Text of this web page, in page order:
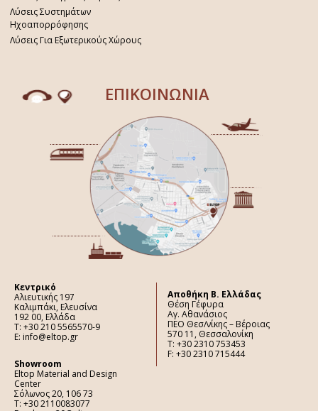
Λύσεις Συστημάτων
Ηχοαπορρόφησης
Λύσεις Για Εξωτερικούς Χώρους
ΕΠΙΚΟΙΝΩΝΙΑ
Κεντρικό
Αλιευτικής 197
Καλιμπάκι, Ελευσίνα
192 00, Ελλάδα
Τ: +30 210 5565570-9
E: info@eltop.gr
Showroom
Eltop Material and Design
Center
Σόλωνος 20, 106 73
Τ: +30 2110083077
Aποθήκη Β. Ελλάδας
Θέση Γέφυρα
Αγ. Αθανάσιος
ΠΕΟ Θεσ/νίκης – Βέροιας
570 11, Θεσσαλονίκη
Τ: +30 2310 753453
F: +30 2310 715444